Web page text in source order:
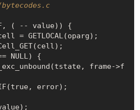
( -- value)) {
NULL) {
true, error);